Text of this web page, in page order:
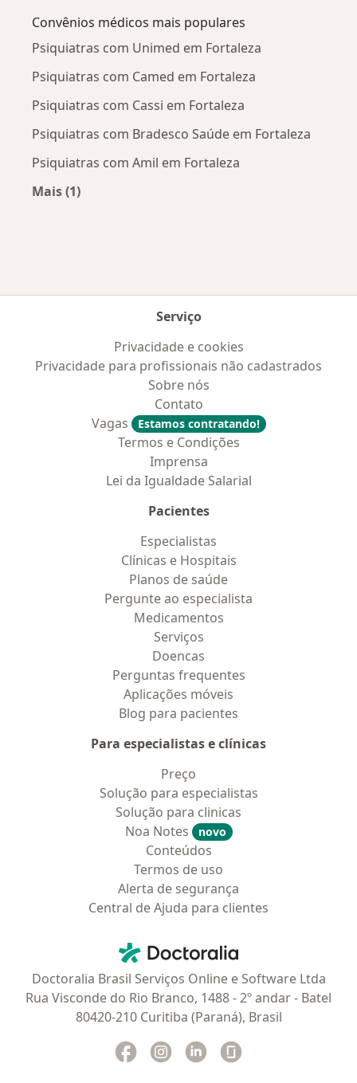
Convênios médicos mais populares
Psiquiatras com Unimed em Fortaleza
Psiquiatras com Camed em Fortaleza
Psiquiatras com Cassi em Fortaleza
Psiquiatras com Bradesco Saúde em Fortaleza
Psiquiatras com Amil em Fortaleza
Mais (1)
Serviço
Privacidade e cookies
Privacidade para profissionais não cadastrados
Sobre nós
Contato
Vagas
Estamos contratando!
Termos e Condições
Imprensa
Lei da Igualdade Salarial
Pacientes
Especialistas
Clínicas e Hospitais
Planos de saúde
Pergunte ao especialista
Medicamentos
Serviços
Doencas
Perguntas frequentes
Aplicações móveis
Blog para pacientes
Para especialistas e clínicas
Preço
Solução para especialistas
Solução para clinicas
Noa Notes
novo
Conteúdos
Termos de uso
Alerta de segurança
Central de Ajuda para clientes
Doctoralia - Homepage
Doctoralia Brasil Serviços Online e Software Ltda
Rua Visconde do Rio Branco, 1488 - 2º andar - Batel
80420-210 Curitiba (Paraná), Brasil
Facebook
abre num novo separador
Instagram
abre num novo separador
Linkedin
abre num novo